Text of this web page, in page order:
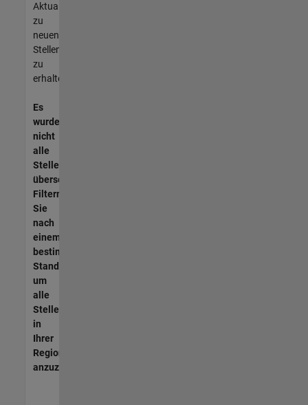
Aktualisierungen
zu
neuen
Stellenangeboten
zu
erhalten.
Es
wurden
nicht
alle
Stellen
übersetzt.
Filtern
Sie
nach
einem
bestimmten
Standort,
um
alle
Stellenangebote
in
Ihrer
Region
anzuzeigen.